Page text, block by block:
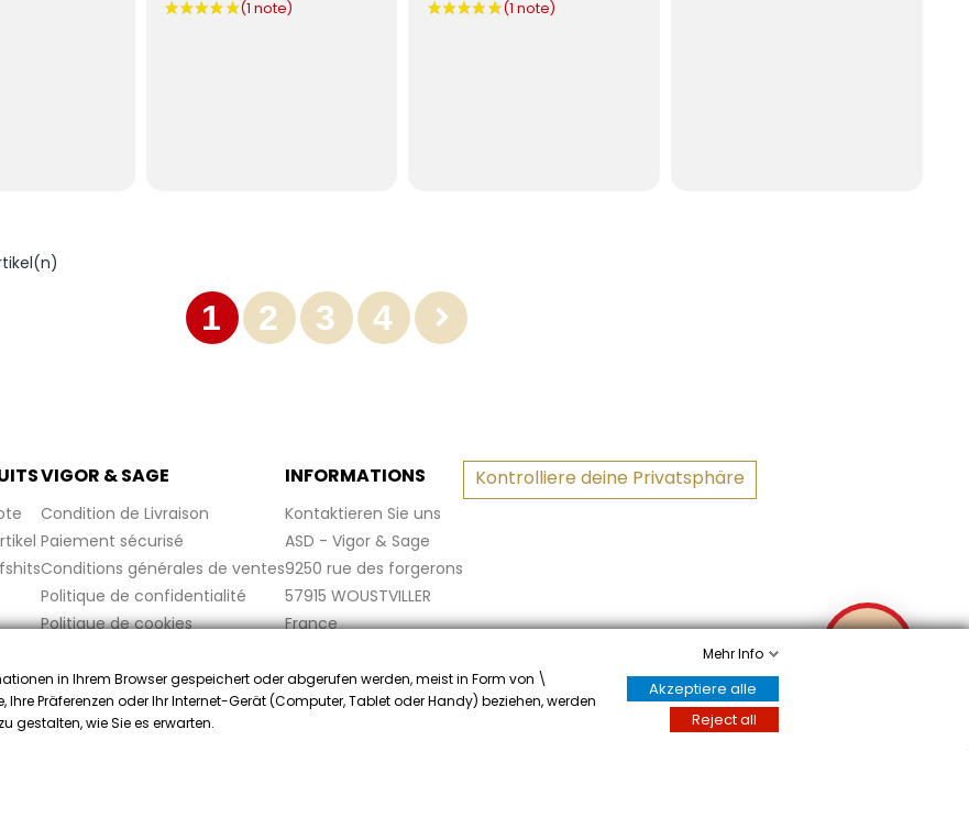
1 2 3 4 
VIGOR & SAGE
Condition de Livraison
Paiement sécurisé
Conditions générales de ventes
Politique de confidentialité
Politique de cookies
FAQ
INFORMATIONS
Kontaktieren Sie uns
ASD - Vigor & Sage
9250 rue des forgerons
57915 WOUSTVILLER
France
Kontrolliere deine Privatsphäre
zugelassen von Gesellschaft für Garantierte Bewertungen, Klicken Sie hier.
in Ihrem Browser gespeichert oder abgerufen werden, meist in Form von \
Präferenzen oder Ihr Internet-Gerät (Computer, Tablet oder Handy) beziehen, werden
gestalten, wie Sie es erwarten.
Mehr Info
Akzeptiere alle
Reject all